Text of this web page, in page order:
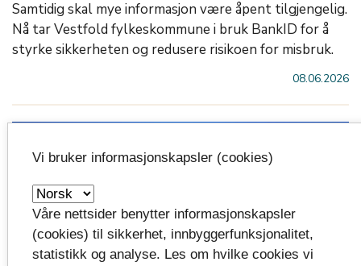
Samtidig skal mye informasjon være åpent tilgjengelig.
Nå tar Vestfold fylkeskommune i bruk BankID for å
styrke sikkerheten og redusere risikoen for misbruk.
08.06.2026
Vi bruker informasjonskapsler (cookies)
Våre nettsider benytter informasjonskapsler
(cookies) til sikkerhet, innbyggerfunksjonalitet,
statistikk og analyse. Les om hvilke cookies vi